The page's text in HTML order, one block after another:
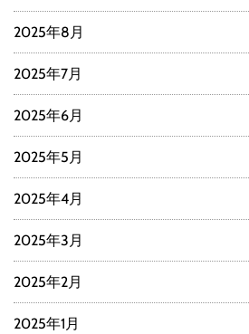
2025年8月
2025年7月
2025年6月
2025年5月
2025年4月
2025年3月
2025年2月
2025年1月